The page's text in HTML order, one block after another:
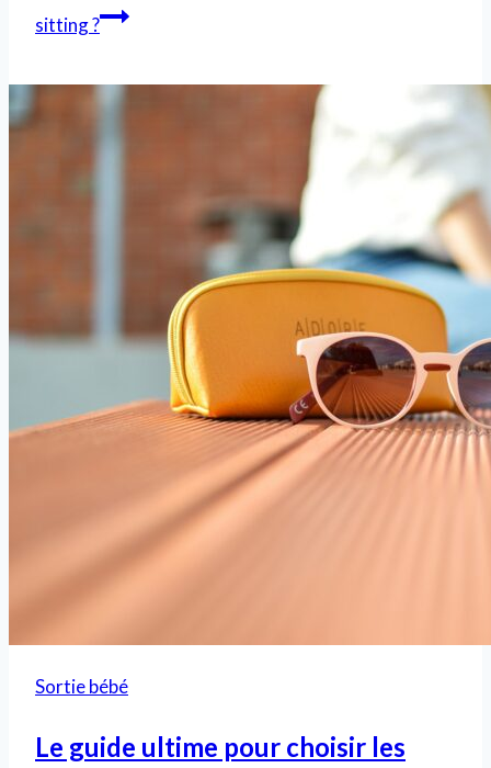
sitting ?
Sortie bébé
Le guide ultime pour choisir les